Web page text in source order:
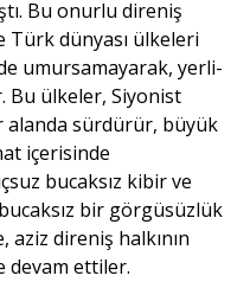
Bu onurlu direniş
Türk dünyası ülkeleri
umursamayarak, yerli-
Bu ülkeler, Siyonist
sürdürür, büyük
içerisinde
bucaksız kibir ve
bir görgüsüzlük
aziz direniş halkının
devam ettiler.